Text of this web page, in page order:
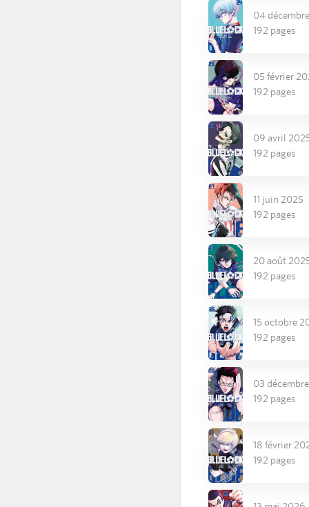
04
192 pages
05 février
192 pages
09 avril
192 pages
11 juin 2025
192 pages
20 août
192 pages
15 octobre
192 pages
03
192 pages
18 février
192 pages